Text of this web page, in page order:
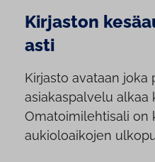
Kirjaston
asti
Kirjasto avataan joka
asiakaspalvelu alkaa
Omatoimilehtisali on
aukioloaikojen